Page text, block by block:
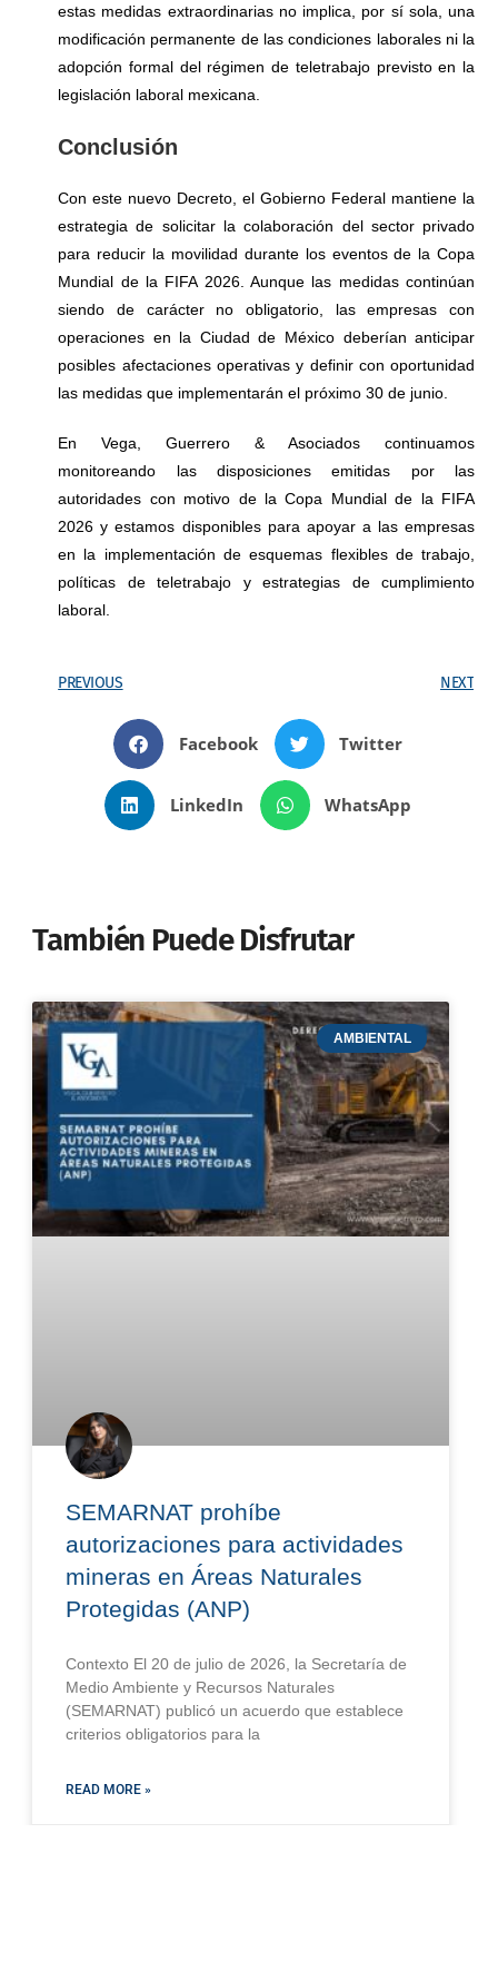
estas medidas extraordinarias no implica, por sí sola, una
modificación permanente de las condiciones laborales ni la
adopción formal del régimen de teletrabajo previsto en la
legislación laboral mexicana.
Conclusión
Con este nuevo Decreto, el Gobierno Federal mantiene la
estrategia de solicitar la colaboración del sector privado
para reducir la movilidad durante los eventos de la Copa
Mundial de la FIFA 2026. Aunque las medidas continúan
siendo de carácter no obligatorio, las empresas con
operaciones en la Ciudad de México deberían anticipar
posibles afectaciones operativas y definir con oportunidad
las medidas que implementarán el próximo 30 de junio.
En Vega, Guerrero & Asociados continuamos
monitoreando las disposiciones emitidas por las
autoridades con motivo de la Copa Mundial de la FIFA
2026 y estamos disponibles para apoyar a las empresas
en la implementación de esquemas flexibles de trabajo,
políticas de teletrabajo y estrategias de cumplimiento
laboral.
PREVIOUS NEXT
Facebook Twitter
LinkedIn WhatsApp
También Puede Disfrutar
AMBIENTAL
SEMARNAT prohíbe
autorizaciones para actividades
mineras en Áreas Naturales
Protegidas (ANP)
Contexto El 20 de julio de 2026, la Secretaría de
Medio Ambiente y Recursos Naturales
(SEMARNAT) publicó un acuerdo que establece
criterios obligatorios para la
READ MORE »